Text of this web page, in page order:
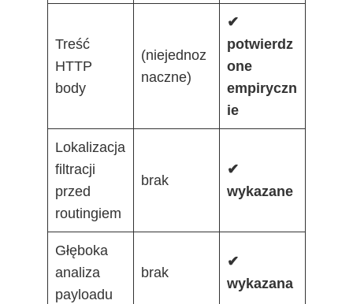
Treść
HTTP
body
(niejednoz
naczne)
✔
potwierdz
one
empiryczn
ie
Lokalizacja
filtracji
przed
routingiem
brak
✔
wykazane
Głęboka
analiza
payloadu
brak
✔
wykazana